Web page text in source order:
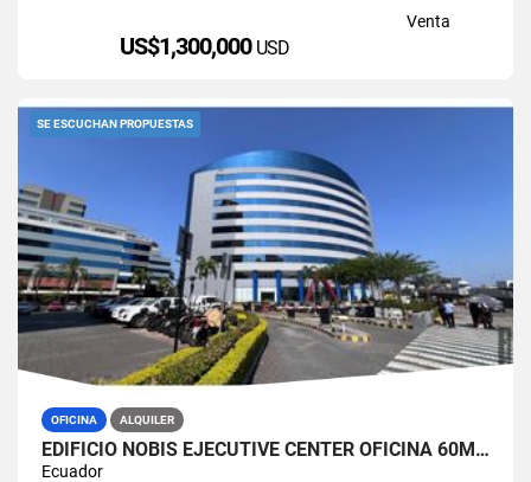
Venta
US$1,300,000 USD
SE ESCUCHAN PROPUESTAS
OFICINA ALQUILER
EDIFICIO NOBIS EJECUTIVE CENTER OFICINA 60M2 EN ALQUILER AMOBLADA
Ecuador